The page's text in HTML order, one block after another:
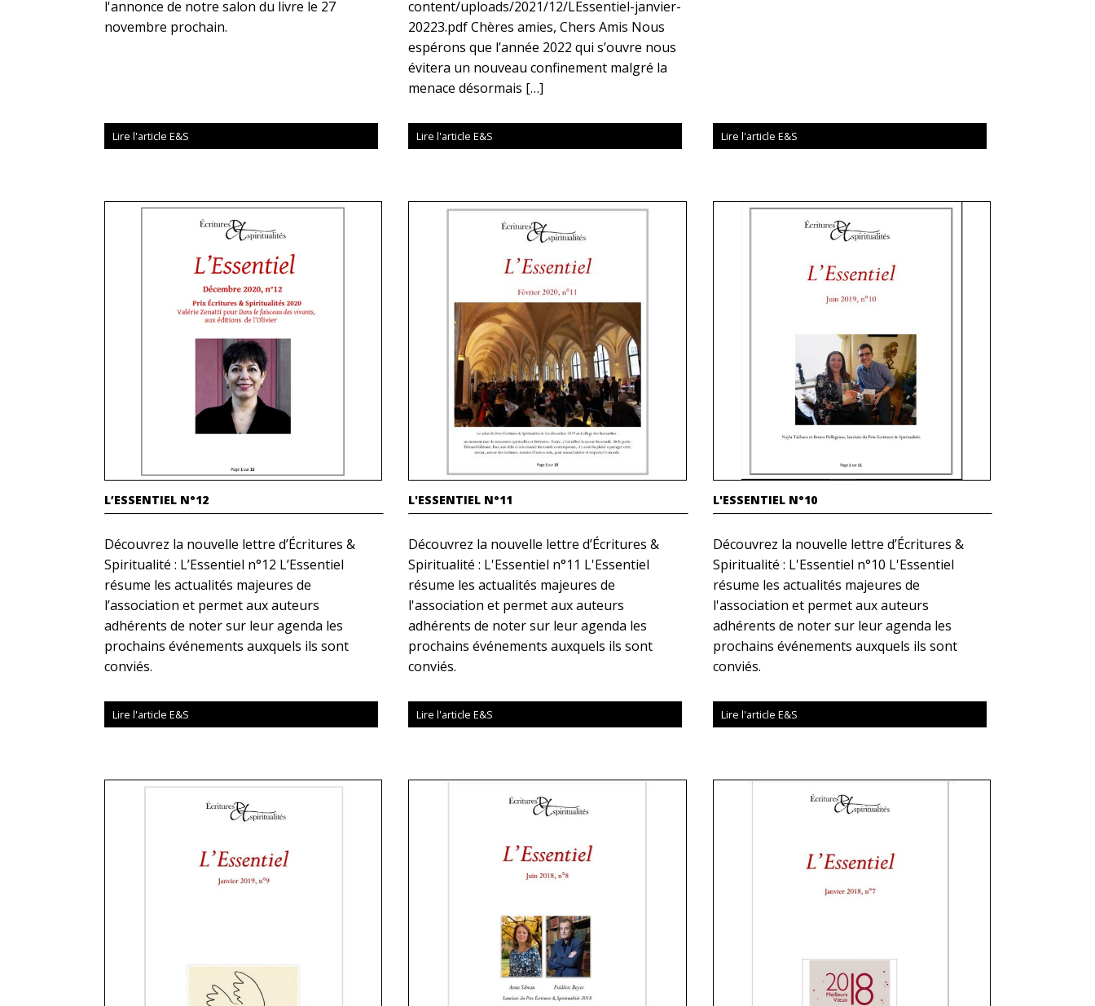
l'annonce de notre salon du livre le 27
novembre prochain.
Lire l'article E&S
content/uploads/2021/12/LEssentiel-janvier-
20223.pdf Chères amies, Chers Amis Nous
espérons que l’année 2022 qui s’ouvre nous
évitera un nouveau confinement malgré la
menace désormais […]
Lire l'article E&S Lire l'article E&S
L’ESSENTIEL N°12
Découvrez la nouvelle lettre d’Écritures &
Spiritualité : L’Essentiel n°12 L’Essentiel
résume les actualités majeures de
l’association et permet aux auteurs
adhérents de noter sur leur agenda les
prochains événements auxquels ils sont
conviés.
Lire l'article E&S
L'ESSENTIEL N°11
Découvrez la nouvelle lettre d’Écritures &
Spiritualité : L'Essentiel n°11 L'Essentiel
résume les actualités majeures de
l'association et permet aux auteurs
adhérents de noter sur leur agenda les
prochains événements auxquels ils sont
conviés.
Lire l'article E&S
L'ESSENTIEL N°10
Découvrez la nouvelle lettre d’Écritures &
Spiritualité : L'Essentiel n°10 L'Essentiel
résume les actualités majeures de
l'association et permet aux auteurs
adhérents de noter sur leur agenda les
prochains événements auxquels ils sont
conviés.
Lire l'article E&S